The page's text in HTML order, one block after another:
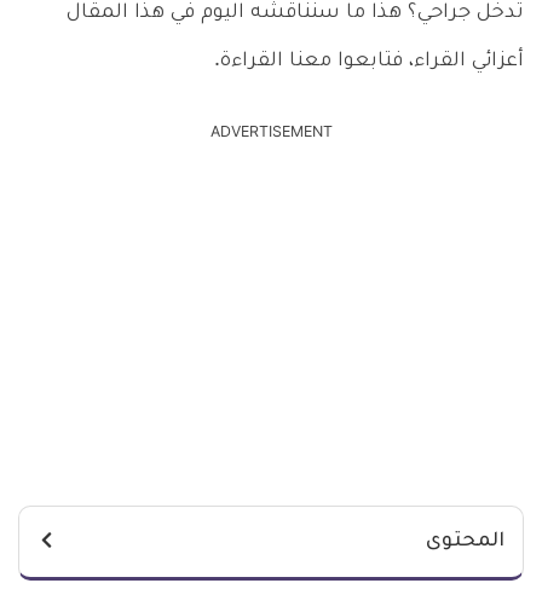
تدخل جراحي؟ هذا ما سنناقشه اليوم في هذا المقال
أعزائي القراء، فتابعوا معنا القراءة.
ADVERTISEMENT
المحتوى